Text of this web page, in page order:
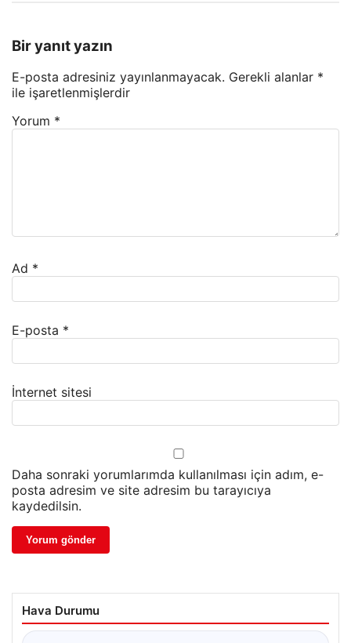
Bir yanıt yazın
E-posta adresiniz yayınlanmayacak. Gerekli alanlar *
ile işaretlenmişlerdir
Yorum *
Ad *
E-posta *
İnternet sitesi
Daha sonraki yorumlarımda kullanılması için adım, e-
posta adresim ve site adresim bu tarayıcıya
kaydedilsin.
Hava Durumu